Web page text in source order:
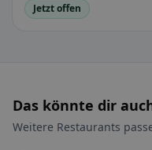
Jetzt offen
Das könnte dir
Weitere Restaurants